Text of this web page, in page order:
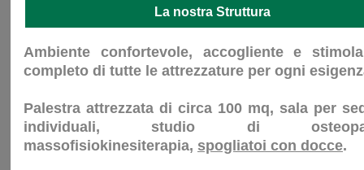
La nostra Struttura
Ambiente confortevole, accogliente e
completo di tutte le attrezzature per ogni
Palestra attrezzata di circa 100 mq, sala per
individuali, studio di
massofisiokinesiterapia, spogliatoi con docce.